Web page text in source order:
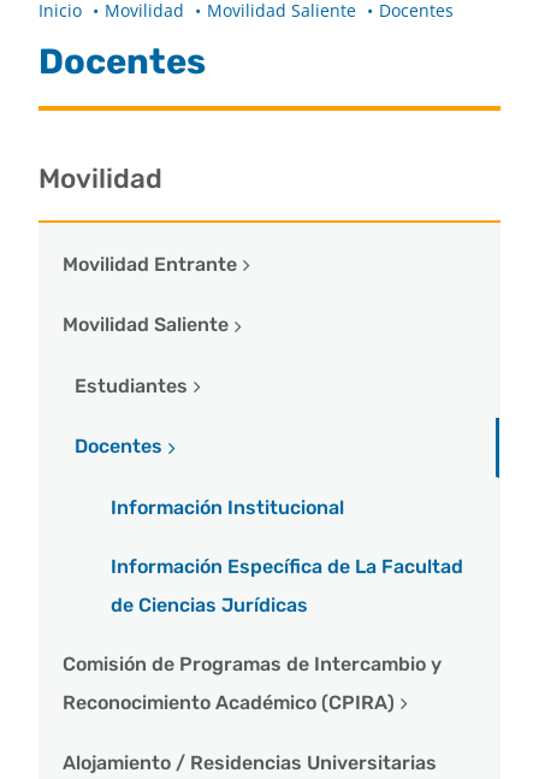
Inicio Movilidad Movilidad Saliente Docentes
Docentes
Movilidad
Movilidad Entrante
Movilidad Saliente
Estudiantes
Docentes
Información Institucional
Información Específica de La Facultad
de Ciencias Jurídicas
Comisión de Programas de Intercambio y
Reconocimiento Académico (CPIRA)
Alojamiento / Residencias Universitarias